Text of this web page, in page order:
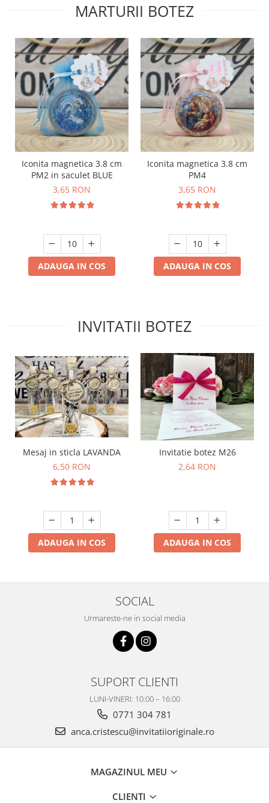
MARTURII BOTEZ
Iconita magnetica 3.8 cm
PM2 in saculet BLUE
3,65 RON
ADAUGA IN COS
Iconita magnetica 3.8 cm
PM4
3,65 RON
ADAUGA IN COS
INVITATII BOTEZ
Mesaj in sticla LAVANDA
6,50 RON
ADAUGA IN COS
Invitatie botez M26
2,64 RON
ADAUGA IN COS
SOCIAL
Urmareste-ne in social media
SUPORT CLIENTI
LUNI-VINERI: 10:00 – 16:00
0771 304 781
anca.cristescu@invitatiioriginale.ro
MAGAZINUL MEU
CLIENTI